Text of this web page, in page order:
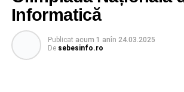
Informatică
Publicat acum 1 anîn 24.03.2025
De sebesinfo.ro